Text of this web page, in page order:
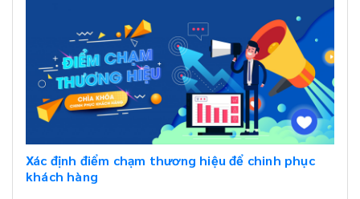
Xác định điểm chạm thương hiệu để chinh phục
khách hàng